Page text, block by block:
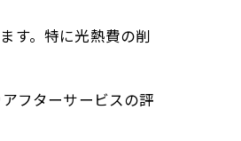
す。特に光熱費の削
フターサービスの評